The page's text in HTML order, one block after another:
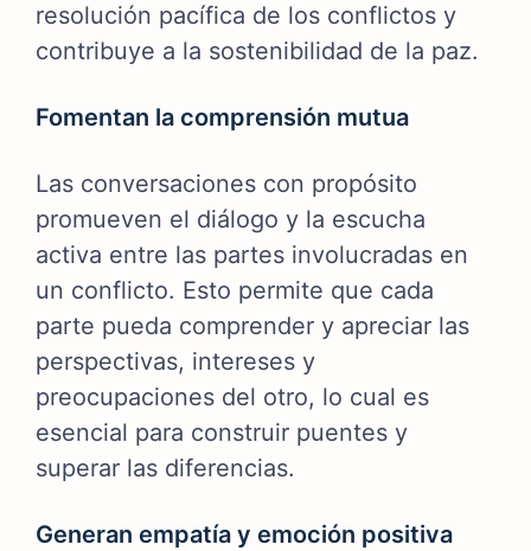
resolución pacífica de los conflictos y
contribuye a la sostenibilidad de la paz.
Fomentan la comprensión mutua
Las conversaciones con propósito
promueven el diálogo y la escucha
activa entre las partes involucradas en
un conflicto. Esto permite que cada
parte pueda comprender y apreciar las
perspectivas, intereses y
preocupaciones del otro, lo cual es
esencial para construir puentes y
superar las diferencias.
Generan empatía y emoción positiva